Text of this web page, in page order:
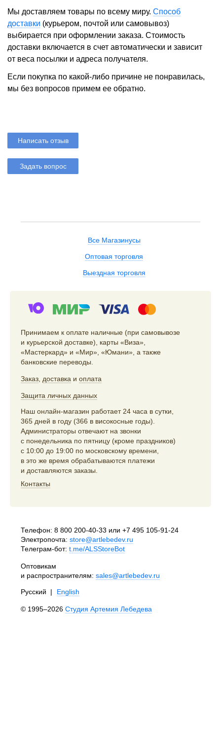
Мы доставляем товары по всему миру. Способ
доставки (курьером, почтой или самовывоз)
выбирается при оформлении заказа. Стоимость
доставки включается в счет автоматически и зависит
от веса посылки и адреса получателя.
Если покупка по какой-либо причине не понравилась,
мы без вопросов примем ее обратно.
Написать отзыв
Задать вопрос
Все Магазинусы
Оптовая торговля
Выездная торговля
Принимаем к оплате наличные (при самовывозе
и курьерской доставке), карты «Виза»,
«Мастеркард» и «Мир», «Юмани», а также
банковские переводы.
Заказ доставка и оплата
Защита личных данных
Наш онлайн-магазин работает 24 часа в сутки,
365 дней в году (366 в високосные годы).
Администраторы отвечают на звонки
с понедельника по пятницу (кроме праздников)
с 10:00 до 19:00 по московскому времени,
в это же время обрабатываются платежи
и доставляются заказы.
Контакты
Телефон: 8 800 200-40-33 или +7 495 105-91-24
Электропочта: store@artlebedev.ru
Телеграм-бот: t.me/ALSStoreBot
Оптовикам
и распространителям: sales@artlebedev.ru
Русский | English
© 1995–2026 Студия Артемия Лебедева